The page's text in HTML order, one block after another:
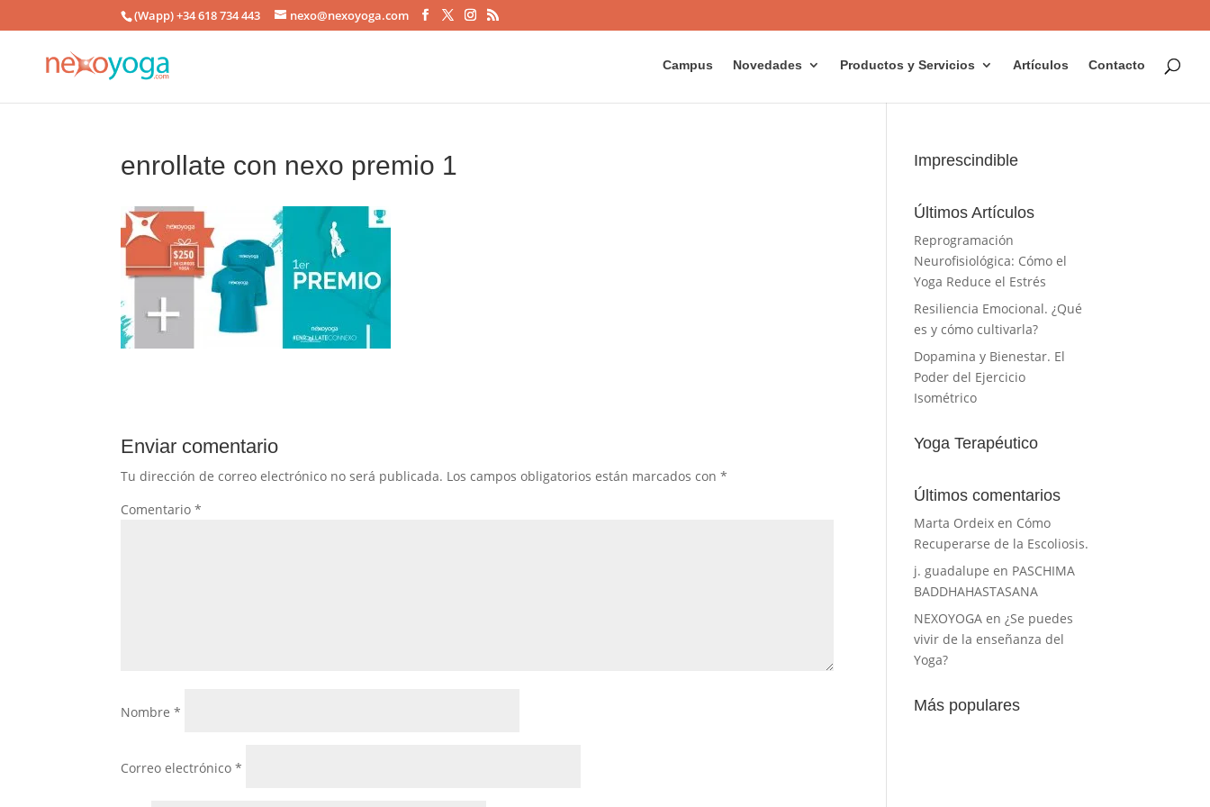
(Wapp) +34 618 734 443 nexo@nexoyoga.com
Campus Novedades Productos y Servicios Artículos Contacto
enrollate con nexo premio 1
Enviar comentario
Tu dirección de correo electrónico no será publicada. Los campos obligatorios están marcados con*
Comentario*
Nombre*
Correo electrónico*
Imprescindible
Últimos Artículos
Reprogramación
Neurofisiológica: Cómo el
Yoga Reduce el Estrés
Resiliencia Emocional. ¿Qué
es y cómo cultivarla?
Dopamina y Bienestar. El
Poder del Ejercicio
Isométrico
Yoga Terapéutico
Últimos comentarios
Marta Ordeix en Cómo
Recuperarse de la Escoliosis.
j. guadalupe en PASCHIMA
BADDHAHASTASANA
NEXOYOGA en¿Se puedes
vivir de la enseñanza del
Yoga?
Más populares